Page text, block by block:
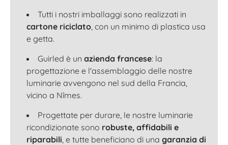
Tutti i nostri imballaggi sono realizzati in
cartone riciclato , con un minimo di plastica usa
e getta.
Guirled è un azienda francese: la
progettazione e l'assemblaggio delle nostre
luminarie avvengono nel sud della Francia,
vicino a Nîmes.
Progettate per durare, le nostre luminarie
ricondizionate sono robuste, affidabili e
riparabili , e tutte beneficiano di una garanzia di